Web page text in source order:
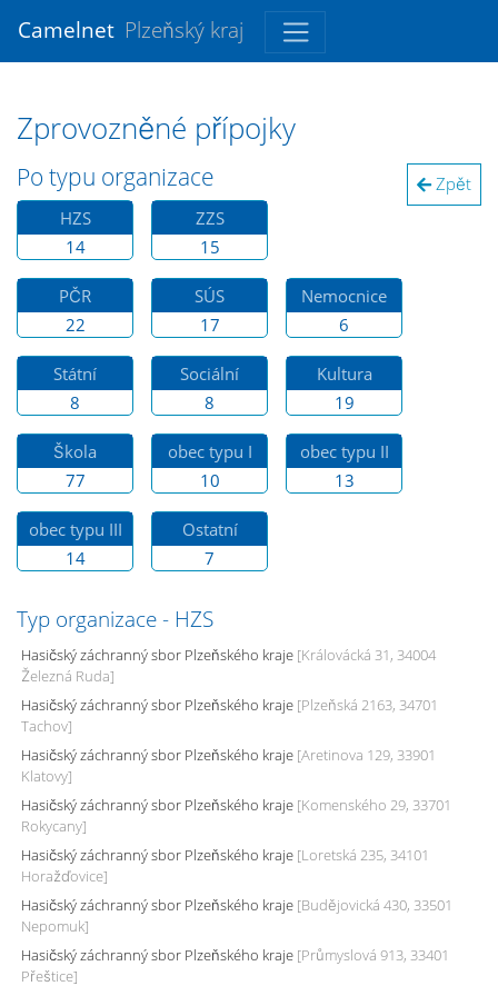
Camelnet Plzeňský kraj
Zprovozněné přípojky
Zpět
Po typu organizace
HZS
14
ZZS
15
PČR
22
SÚS
17
Nemocnice
6
Státní
8
Sociální
8
Kultura
19
Škola
77
obec typu I
10
obec typu II
13
obec typu III
14
Ostatní
7
Typ organizace - HZS
Hasičský záchranný sbor Plzeňského kraje [Královácká 31, 34004
Železná Ruda]
Hasičský záchranný sbor Plzeňského kraje [Plzeňská 2163, 34701
Tachov]
Hasičský záchranný sbor Plzeňského kraje [Aretinova 129, 33901
Klatovy]
Hasičský záchranný sbor Plzeňského kraje [Komenského 29, 33701
Rokycany]
Hasičský záchranný sbor Plzeňského kraje [Loretská 235, 34101
Horažďovice]
Hasičský záchranný sbor Plzeňského kraje [Budějovická 430, 33501
Nepomuk]
Hasičský záchranný sbor Plzeňského kraje [Průmyslová 913, 33401
Přeštice]